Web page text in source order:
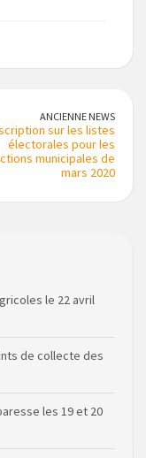
ANCIENNE NEWS
sur les listes
électorales pour les
municipales de
mars 2020
le 22 avril
de collecte des
les 19 et 20